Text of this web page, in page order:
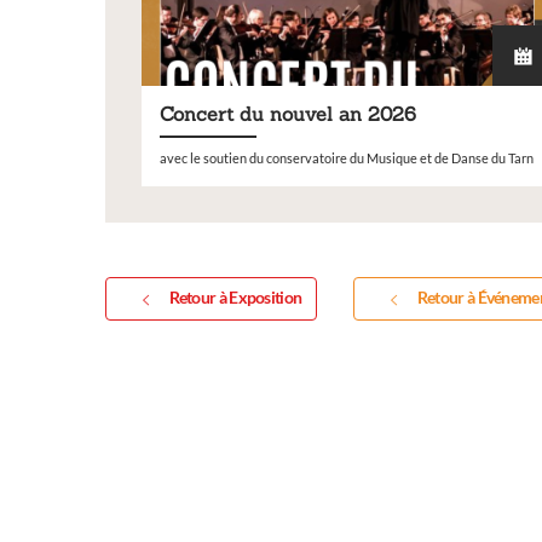
Concert du nouvel an 2026
avec le soutien du conservatoire du Musique et de Danse du Tarn
Retour à Exposition Retour à
Exposition